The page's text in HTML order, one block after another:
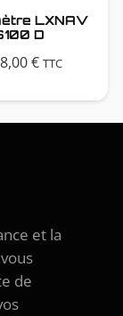
LXNAV
D
€ TTC
et la
de